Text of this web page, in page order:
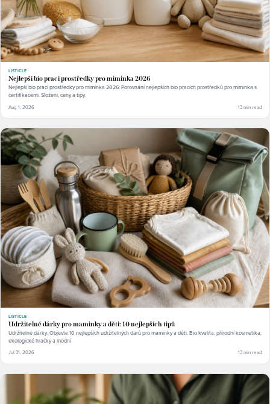
LISTICLE
Nejlepší bio prací prostředky pro miminka 2026
Nejlepší bio prací prostředky pro miminka 2026: Porovnání nejlepších bio pracích prostředků pro miminka s
certifikacemi. Složení, ceny a tipy.
Aug 1, 2026 13 min read
LISTICLE
Udržitelné dárky pro maminky a děti: 10 nejlepších tipů
Udržitelné dárky: Objevte 10 nejlepších udržitelných darů pro maminky a děti. Bio kvalita, přírodní kosmetika,
ekologické hračky a módní.
Jul 31, 2026 13 min read